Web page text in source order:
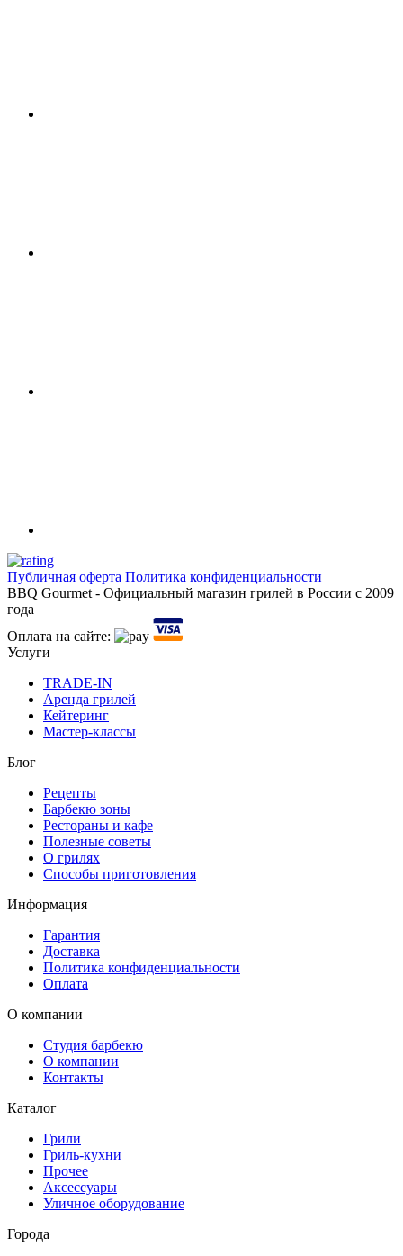
Публичная оферта Политика конфиденциальности
BBQ Gourmet - Официальный магазин грилей в России с 2009
года
Оплата на сайте:
Услуги
TRADE-IN
Аренда грилей
Кейтеринг
Мастер-классы
Блог
Рецепты
Барбекю зоны
Рестораны и кафе
Полезные советы
О грилях
Способы приготовления
Информация
Гарантия
Доставка
Политика конфиденциальности
Оплата
О компании
Студия барбекю
О компании
Контакты
Каталог
Грили
Гриль-кухни
Прочее
Аксессуары
Уличное оборудование
Города